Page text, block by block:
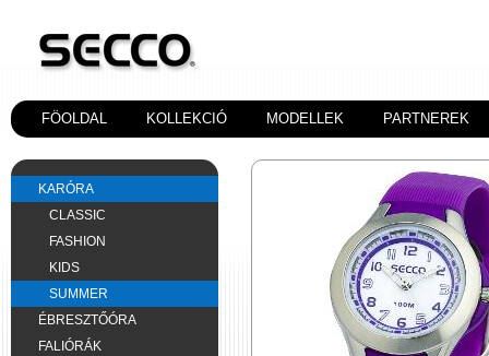
FÖOLDAL KOLLEKCIÓ MODELLEK PARTNEREK
KARÓRA
CLASSIC
FASHION
KIDS
SUMMER
ÉBRESZTŐÓRA
FALIÓRÁK